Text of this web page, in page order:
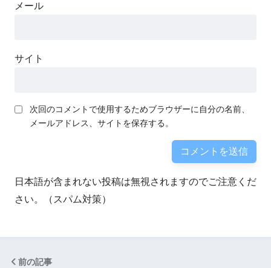
メール
サイト
次回のコメントで使用するためブラウザーに自分の名前、
メールアドレス、サイトを保存する。
日本語が含まれない投稿は無視されますのでご注意くだ
さい。（スパム対策）
前の記事